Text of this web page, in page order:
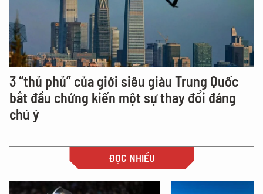
3 “thủ phủ” của giới siêu giàu Trung Quốc
bắt đầu chứng kiến một sự thay đổi đáng
chú ý
ĐỌC NHIỀU